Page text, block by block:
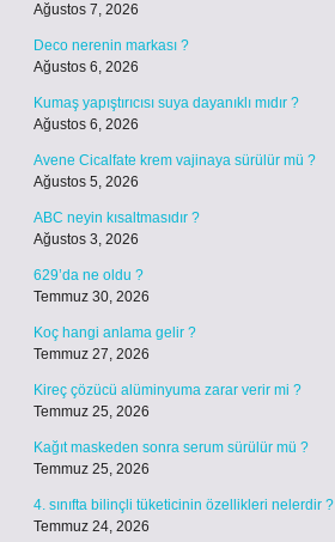
Ağustos 7, 2026
Deco nerenin markası ?
Ağustos 6, 2026
Kumaş yapıştırıcısı suya dayanıklı mıdır ?
Ağustos 6, 2026
Avene Cicalfate krem vajinaya sürülür mü ?
Ağustos 5, 2026
ABC neyin kısaltmasıdır ?
Ağustos 3, 2026
629’da ne oldu ?
Temmuz 30, 2026
Koç hangi anlama gelir ?
Temmuz 27, 2026
Kireç çözücü alüminyuma zarar verir mi ?
Temmuz 25, 2026
Kağıt maskeden sonra serum sürülür mü ?
Temmuz 25, 2026
4. sınıfta bilinçli tüketicinin özellikleri nelerdir ?
Temmuz 24, 2026